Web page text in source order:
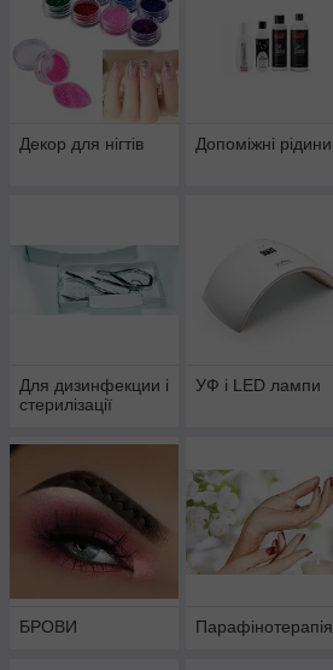
Декор для нігтів Допоміжні рідини
Для дизинфекции і
стерилізації
УФ і LED лампи
БРОВИ Парафінотерапія